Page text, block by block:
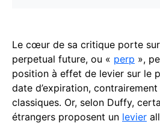
Le cœur de sa critique porte
perpetual future, ou « perp »,
position à effet de levier sur le
date d’expiration,
classiques. Or, selon Duffy,
étrangers proposent un levier